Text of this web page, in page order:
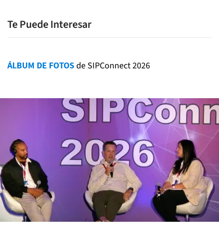
Te Puede Interesar
ÁLBUM DE FOTOSde SIPConnect 2026